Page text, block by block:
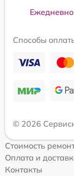
Способы
© 2026
Стоимость
Оплата и
Контакты